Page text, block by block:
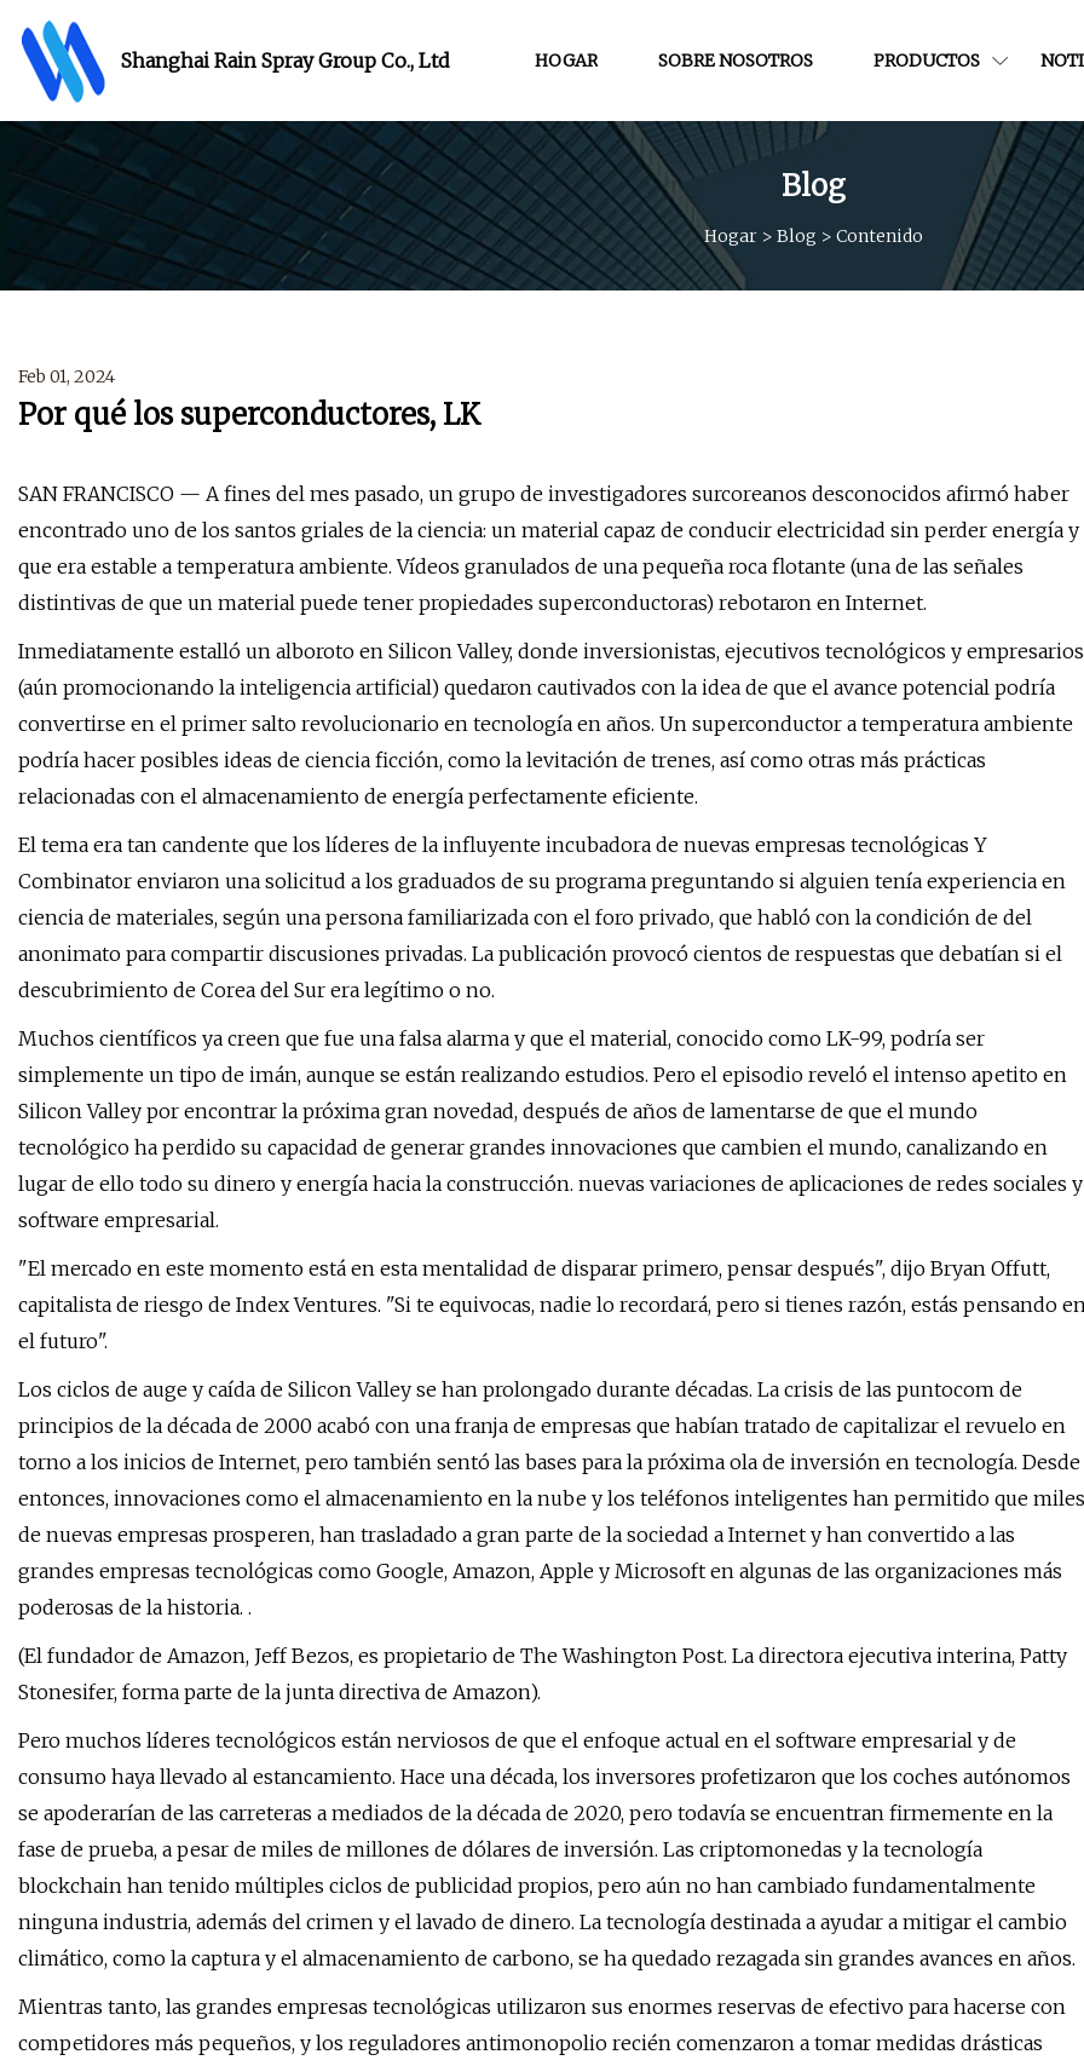
Shanghai Rain Spray Group Co., Ltd HOGAR SOBRE NOSOTROS PRODUCTOS
Blog
Hogar> Blog > Contenido
Feb 01, 2024
Por qué los superconductores, LK
SAN FRANCISCO — A fines del mes pasado, un grupo de investigadores surcoreanos desconocidos afirmó haber
encontrado uno de los santos griales de la ciencia: un material capaz de conducir electricidad sin perder energía y
que era estable a temperatura ambiente. Vídeos granulados de una pequeña roca flotante (una de las señales
distintivas de que un material puede tener propiedades superconductoras) rebotaron en Internet.
Inmediatamente estalló un alboroto en Silicon Valley, donde inversionistas, ejecutivos tecnológicos y empresarios
(aún promocionando la inteligencia artificial) quedaron cautivados con la idea de que el avance potencial podría
convertirse en el primer salto revolucionario en tecnología en años. Un superconductor a temperatura ambiente
podría hacer posibles ideas de ciencia ficción, como la levitación de trenes, así como otras más prácticas
relacionadas con el almacenamiento de energía perfectamente eficiente.
El tema era tan candente que los líderes de la influyente incubadora de nuevas empresas tecnológicas Y
Combinator enviaron una solicitud a los graduados de su programa preguntando si alguien tenía experiencia en
ciencia de materiales, según una persona familiarizada con el foro privado, que habló con la condición de del
anonimato para compartir discusiones privadas. La publicación provocó cientos de respuestas que debatían si el
descubrimiento de Corea del Sur era legítimo o no.
Muchos científicos ya creen que fue una falsa alarma y que el material, conocido como LK-99, podría ser
simplemente un tipo de imán, aunque se están realizando estudios. Pero el episodio reveló el intenso apetito en
Silicon Valley por encontrar la próxima gran novedad, después de años de lamentarse de que el mundo
tecnológico ha perdido su capacidad de generar grandes innovaciones que cambien el mundo, canalizando en
lugar de ello todo su dinero y energía hacia la construcción. nuevas variaciones de aplicaciones de redes sociales y
software empresarial.
"El mercado en este momento está en esta mentalidad de disparar primero, pensar después", dijo Bryan Offutt,
capitalista de riesgo de Index Ventures. "Si te equivocas, nadie lo recordará, pero si tienes razón, estás pensando
el futuro".
Los ciclos de auge y caída de Silicon Valley se han prolongado durante décadas. La crisis de las puntocom de
principios de la década de 2000 acabó con una franja de empresas que habían tratado de capitalizar el revuelo en
torno a los inicios de Internet, pero también sentó las bases para la próxima ola de inversión en tecnología. Desde
entonces, innovaciones como el almacenamiento en la nube y los teléfonos inteligentes han permitido que miles
de nuevas empresas prosperen, han trasladado a gran parte de la sociedad a Internet y han convertido a las
grandes empresas tecnológicas como Google, Amazon, Apple y Microsoft en algunas de las organizaciones más
poderosas de la historia. .
(El fundador de Amazon, Jeff Bezos, es propietario de The Washington Post. La directora ejecutiva interina, Patty
Stonesifer, forma parte de la junta directiva de Amazon).
Pero muchos líderes tecnológicos están nerviosos de que el enfoque actual en el software empresarial y de
consumo haya llevado al estancamiento. Hace una década, los inversores profetizaron que los coches autónomos
se apoderarían de las carreteras a mediados de la década de 2020, pero todavía se encuentran firmemente en la
fase de prueba, a pesar de miles de millones de dólares de inversión. Las criptomonedas y la tecnología
blockchain han tenido múltiples ciclos de publicidad propios, pero aún no han cambiado fundamentalmente
ninguna industria, además del crimen y el lavado de dinero. La tecnología destinada a ayudar a mitigar el cambio
climático, como la captura y el almacenamiento de carbono, se ha quedado rezagada sin grandes avances en años.
Mientras tanto, las grandes empresas tecnológicas utilizaron sus enormes reservas de efectivo para hacerse con
competidores más pequeños, y los reguladores antimonopolio recién comenzaron a tomar medidas drásticas